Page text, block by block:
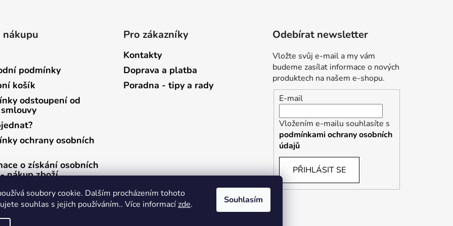
soubory cookie. Dalším procházením tohoto
souhlas s jejich používáním.. Více informacízde. Souhlasím
p
i
nákupu
podmínky
košík
odstoupení od
ochrany osobních
o získání osobních
nákup zboží
o získání osobních
zasílání newsletterů
Pro zákazníky
Kontakty
Doprava a platba
Poradna - tipy a rady
Odebírat newsletter
Vložte svůj e-mail a my vám
budeme zasílat informace o nových
produktech na našem e-shopu.
E-mail
Vložením e-mailu souhlasíte s
podmínkami ochrany osobních
údajů
PŘIHLÁSIT SE